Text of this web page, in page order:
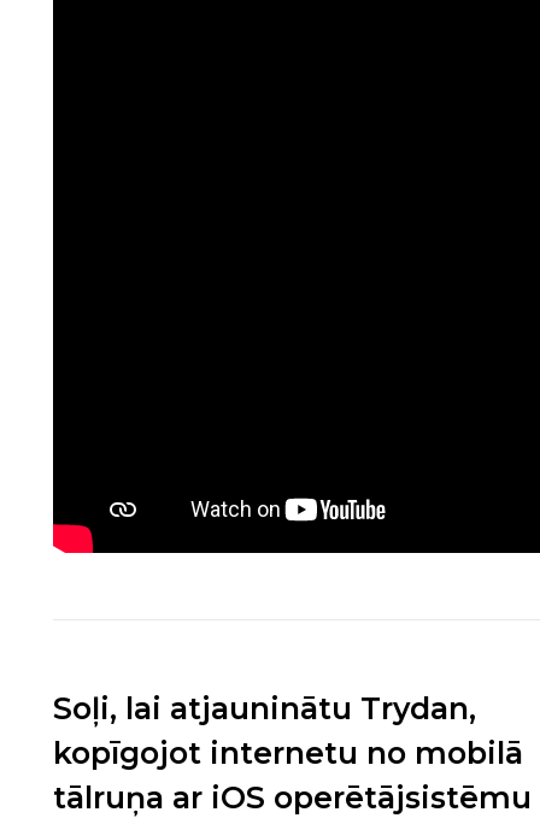
Soļi, lai atjauninātu Trydan,
kopīgojot internetu no mobilā
tālruņa ar iOS operētājsistēmu